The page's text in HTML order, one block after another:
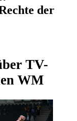
der
TV-
WM